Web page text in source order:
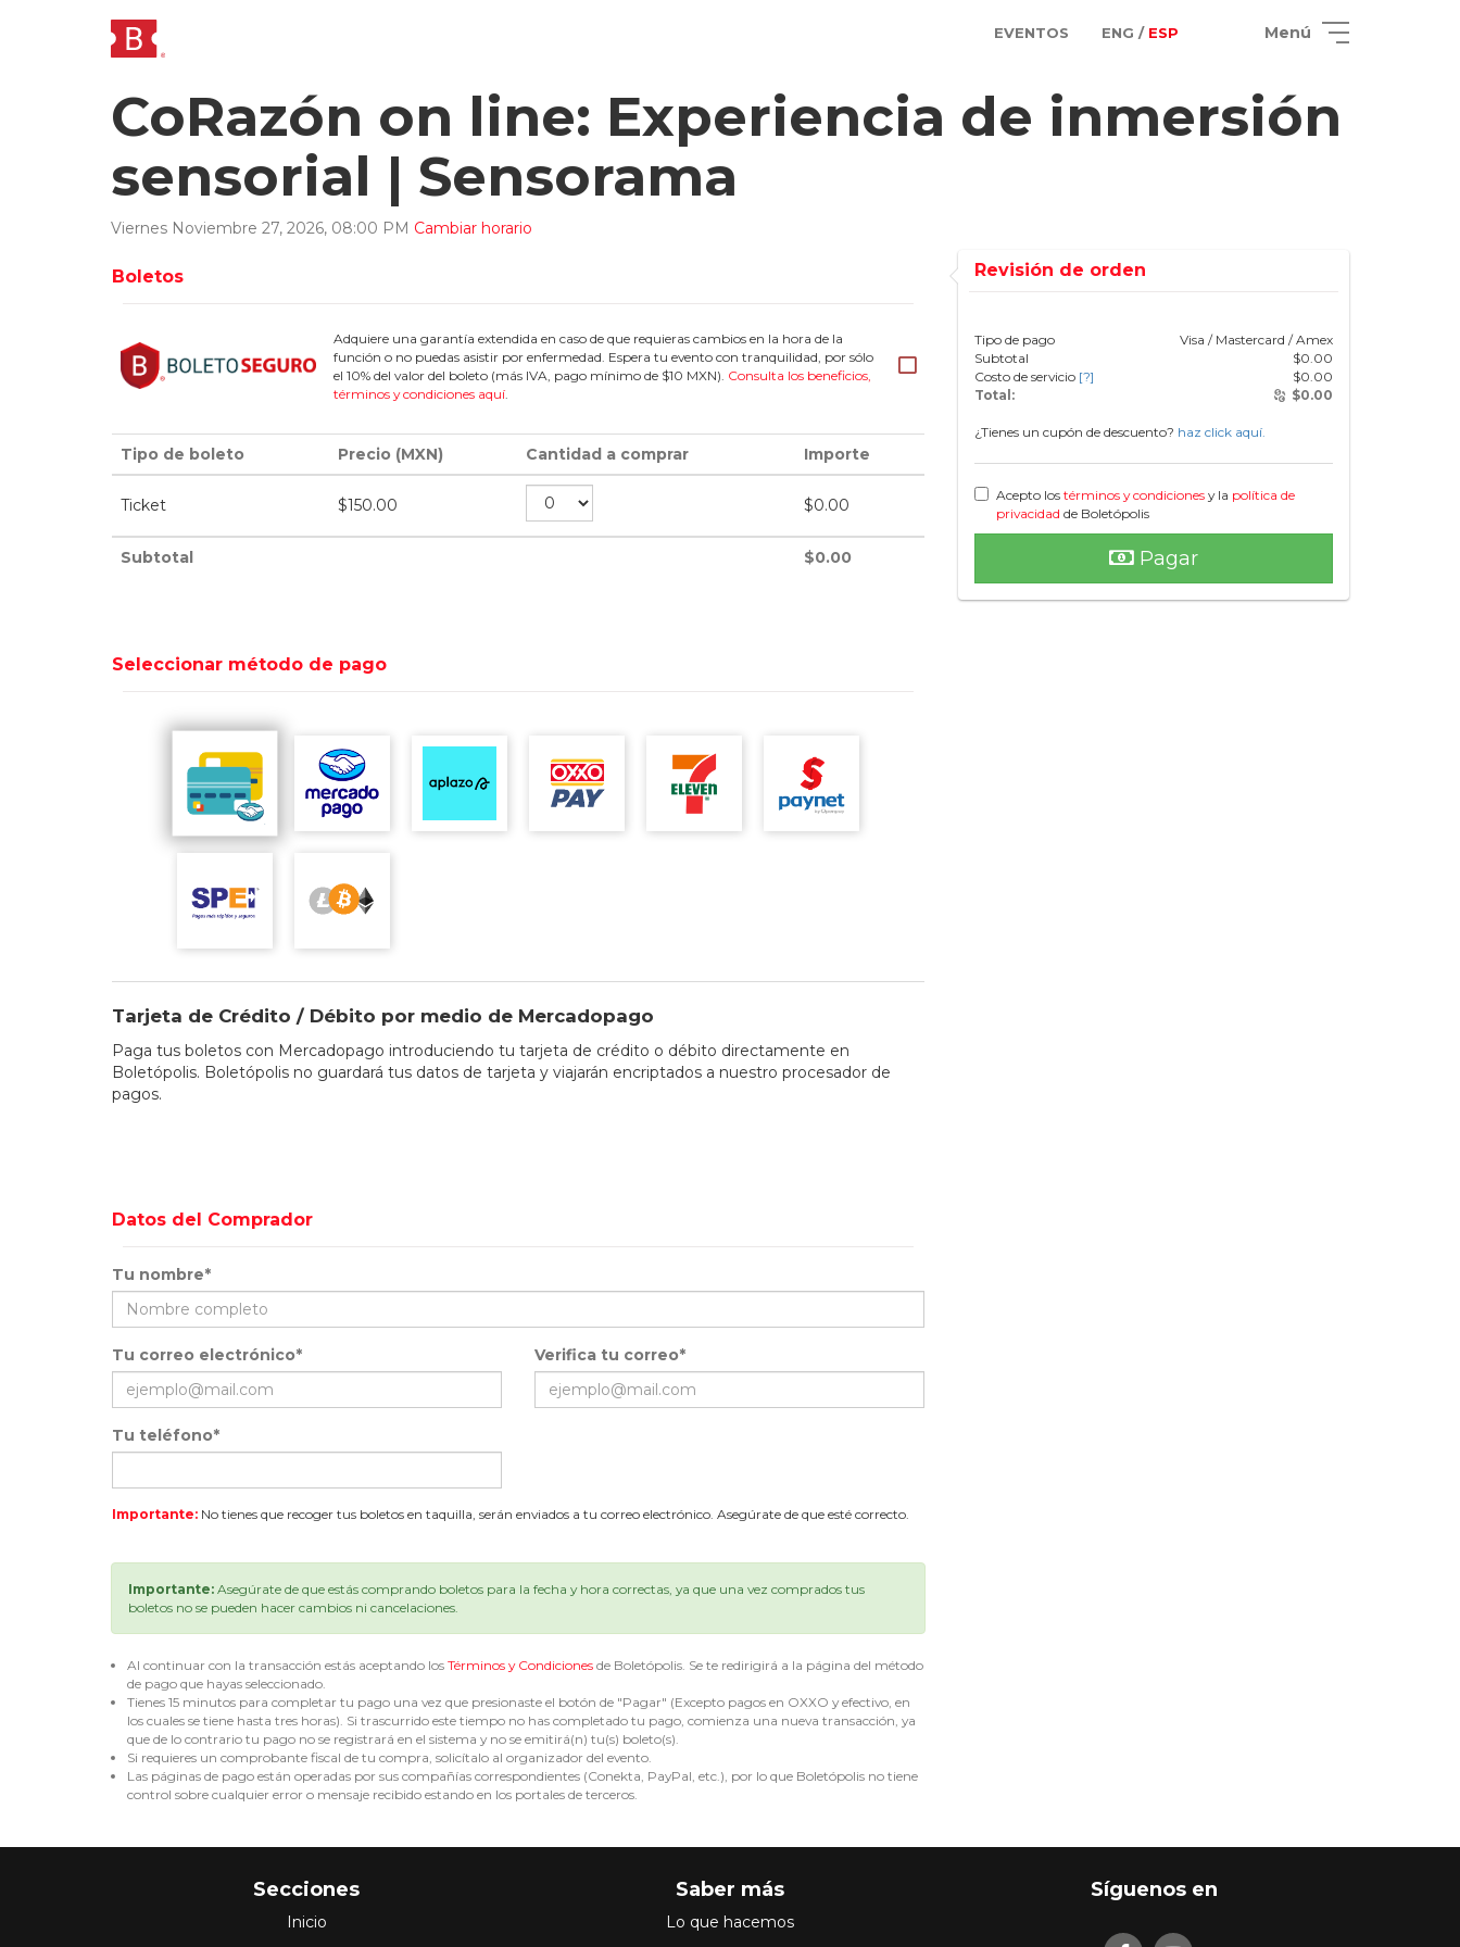
EVENTOS ENG / ESP Menú
CoRazón on line: Experiencia de inmersión
sensorial | Sensorama
Viernes Noviembre 27, 2026, 08:00 PM Cambiar horario
Boletos
Adquiere una garantía extendida en caso de que requieras cambios en la hora de la
función o no puedas asistir por enfermedad. Espera tu evento con tranquilidad, por sólo
el 10% del valor del boleto (más IVA, pago mínimo de $10 MXN). Consulta los beneficios,
términos y condiciones aquí.
Tipo de boleto Precio (MXN) Cantidad a comprar Importe
Ticket $150.00 $0.00
Subtotal $0.00
Seleccionar método de pago
Tarjeta de Crédito / Débito por medio de Mercadopago
Paga tus boletos con Mercadopago introduciendo tu tarjeta de crédito o débito directamente en
Boletópolis. Boletópolis no guardará tus datos de tarjeta y viajarán encriptados a nuestro procesador de
pagos.
Datos del Comprador
Tu nombre*
Tu correo electrónico* Verifica tu correo*
Tu teléfono*
Importante: No tienes que recoger tus boletos en taquilla, serán enviados a tu correo electrónico. Asegúrate de que esté correcto.
Importante: Asegúrate de que estás comprando boletos para la fecha y hora correctas, ya que una vez comprados tus
boletos no se pueden hacer cambios ni cancelaciones.
Al continuar con la transacción estás aceptando los Términos y Condiciones de Boletópolis. Se te redirigirá a la página del método
de pago que hayas seleccionado.
Tienes 15 minutos para completar tu pago una vez que presionaste el botón de "Pagar" (Excepto pagos en OXXO y efectivo, en
los cuales se tiene hasta tres horas). Si trascurrido este tiempo no has completado tu pago, comienza una nueva transacción, ya
que de lo contrario tu pago no se registrará en el sistema y no se emitirá(n) tu(s) boleto(s).
Si requieres un comprobante fiscal de tu compra, solicítalo al organizador del evento.
Las páginas de pago están operadas por sus compañías correspondientes (Conekta, PayPal, etc.), por lo que Boletópolis no tiene
control sobre cualquier error o mensaje recibido estando en los portales de terceros.
Revisión de orden
Tipo de pago
Visa / Mastercard / Amex
Subtotal
$0.00
Costo de servicio [?] $0.00
Total:
$0.00
¿Tienes un cupón de descuento? haz click aquí.
Acepto los términos y condiciones y la política de
privacidad de Boletópolis
Pagar
Secciones
Inicio
Saber más
Lo que hacemos
Síguenos en